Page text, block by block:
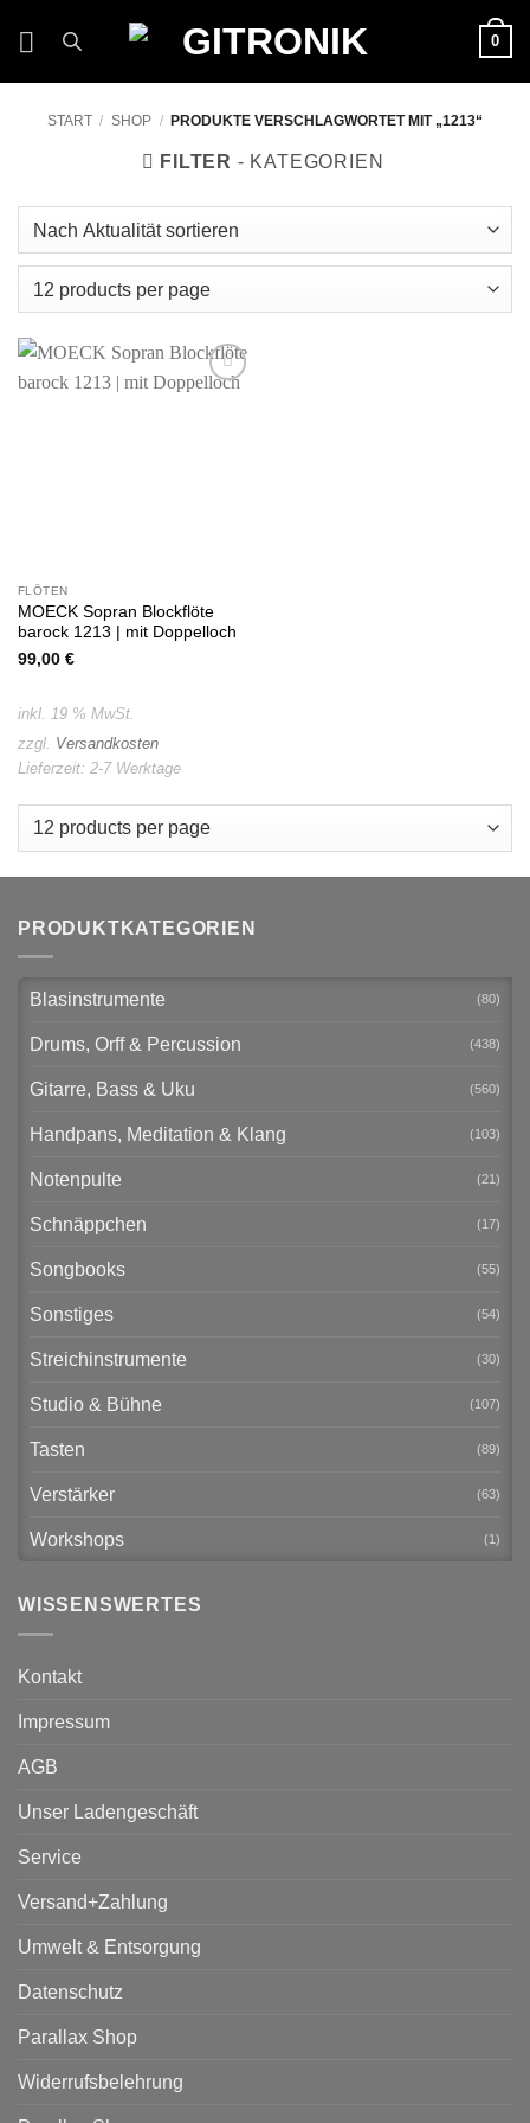
0
START / SHOP / PRODUKTE VERSCHLAGWORTET MIT „1213“
FILTER
FLÖTEN
MOECK Sopran Blockflöte
barock 1213 | mit Doppelloch
99,00 €
inkl. 19 % MwSt.
zzgl. Versandkosten
Lieferzeit: 2-7 Werktage
PRODUKTKATEGORIEN
Blasinstrumente (80)
Drums, Orff & Percussion (438)
Gitarre, Bass & Uku (560)
Handpans, Meditation & Klang (103)
Notenpulte (21)
Schnäppchen (17)
Songbooks (55)
Sonstiges (54)
Streichinstrumente (30)
Studio & Bühne (107)
Tasten (89)
Verstärker (63)
Workshops (1)
WISSENSWERTES
Kontakt
Impressum
AGB
Unser Ladengeschäft
Service
Versand+Zahlung
Umwelt & Entsorgung
Datenschutz
Parallax Shop
Widerrufsbelehrung